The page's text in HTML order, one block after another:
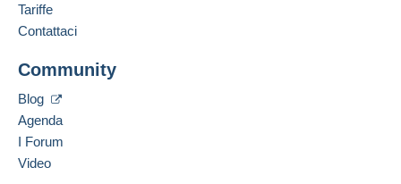
Tariffe
Contattaci
Community
Blog
Agenda
I Forum
Video